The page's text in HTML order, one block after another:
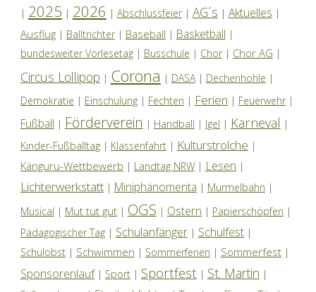
| 2025 | 2026 | Abschlussfeier| AG´s | Aktuelles |
Ausflug| Balltrichter| Baseball | Basketball |
bundesweiter Vorlesetag| Busschule | Chor| Chor AG |
Circus Lollipop | Corona | DASA| Dechenhöhle |
Demokratie | Einschulung| Fechten | Ferien | Feuerwehr|
Fußball | Förderverein | Handball | Igel | Karneval |
Kinder-Fußballtag| Klassenfahrt| Kulturstrolche |
Känguru-Wettbewerb | Landtag NRW| Lesen |
Lichterwerkstatt| Miniphänomenta | Murmelbahn |
Musical | Mut tut gut| OGS | Ostern | Papierschöpfen |
Pädagogischer Tag| Schulanfänger| Schulfest|
Schulobst| Schwimmen | Sommerferien | Sommerfest|
Sponsorenlauf| Sport| Sportfest | St. Martin |